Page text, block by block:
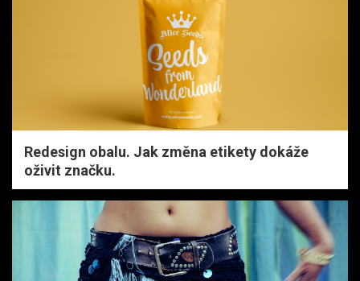
Redesign obalu. Jak změna etikety dokáže
oživit značku.